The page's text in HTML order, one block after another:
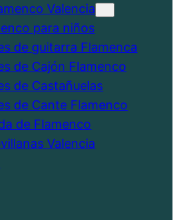
Valencia
para niños
de guitarra Flamenca
de Cajón Flamenco
de Castañuelas
de Cante Flamenco
de Flamenco
Valencia